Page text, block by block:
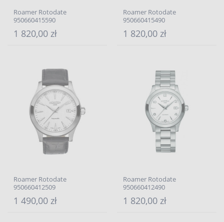
Roamer Rotodate
950660415590
1 820,00 zł
Roamer Rotodate
950660415490
1 820,00 zł
Roamer Rotodate
950660412509
1 490,00 zł
Roamer Rotodate
950660412490
1 820,00 zł